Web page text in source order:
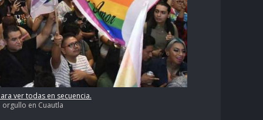
ver todas en secuencia.
orgullo en Cuautla